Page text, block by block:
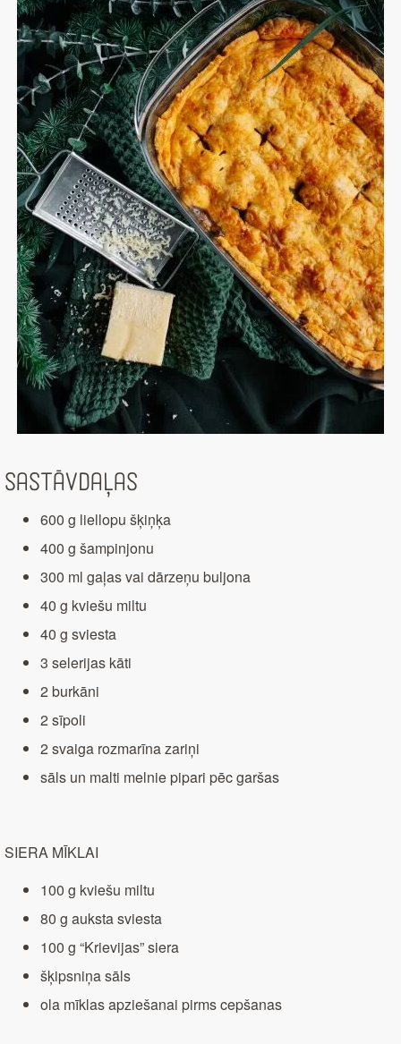
Sastāvdaļas
600 g liellopu šķiņķa
400 g šampinjonu
300 ml gaļas vai dārzeņu buljona
40 g kviešu miltu
40 g sviesta
3 selerijas kāti
2 burkāni
2 sīpoli
2 svaiga rozmarīna zariņi
sāls un malti melnie pipari pēc garšas
SIERA MĪKLAI
100 g kviešu miltu
80 g auksta sviesta
100 g “Krievijas” siera
šķipsniņa sāls
ola mīklas apziešanai pirms cepšanas